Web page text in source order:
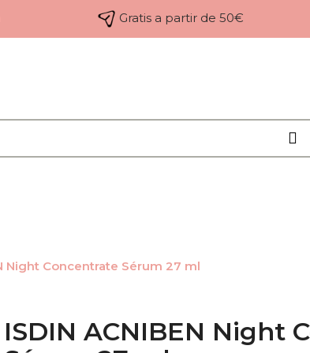
Gratis a partir de 50€
Night Concentrate Sérum 27 ml
ISDIN ACNIBEN Night